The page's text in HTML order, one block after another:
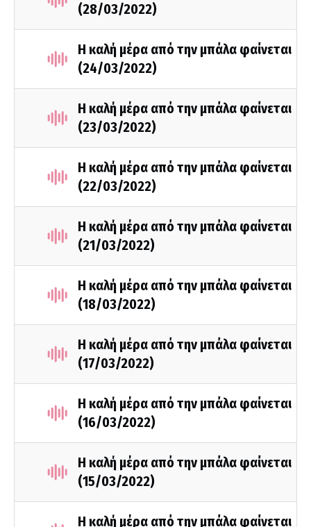
(28/03/2022)
Η καλή μέρα από την μπάλα φαίνεται
(24/03/2022)
Η καλή μέρα από την μπάλα φαίνεται
(23/03/2022)
Η καλή μέρα από την μπάλα φαίνεται
(22/03/2022)
Η καλή μέρα από την μπάλα φαίνεται
(21/03/2022)
Η καλή μέρα από την μπάλα φαίνεται
(18/03/2022)
Η καλή μέρα από την μπάλα φαίνεται
(17/03/2022)
Η καλή μέρα από την μπάλα φαίνεται
(16/03/2022)
Η καλή μέρα από την μπάλα φαίνεται
(15/03/2022)
Η καλή μέρα από την μπάλα φαίνεται